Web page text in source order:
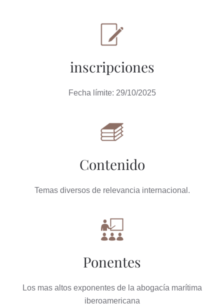
inscripciones
Fecha límite: 29/10/2025
Contenido
Temas diversos de relevancia internacional.
Ponentes
Los mas altos exponentes de la abogacía marítima
iberoamericana